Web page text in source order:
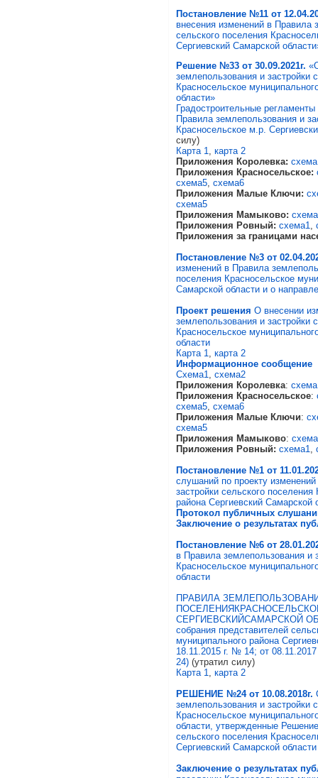
Постановление №11 от
внесения изменений в Правила
сельского поселения
Сергиевский Самарской
Решение №33 от 30.09.2021г.
землепользования и застройки
Красносельское
области»
Градостроительные регламенты
Правила землепользования и
Красносельское м.р.
силу)
Карта 1, карта 2
Приложения Королевка:
Приложения Красносельское:
схема5, схема6
Приложения Малые Ключи:
схема5
Приложения Мамыково:
Приложения Ровный: схема1,
Приложения за границами
Постановление №3 от
изменений в Правила
поселения Красносельское
Самарской области и о
Проект решения О внесении
землепользования и застройки
Красносельское
области
Карта 1, карта 2
Информационное сообщение
Схема1, схема2
Приложения Королевка:
Приложения Красносельское:
схема5, схема6
Приложения Малые Ключи:
схема5
Приложения Мамыково:
Приложения Ровный: схема1,
Постановление №1 от
слушаний по проекту
застройки сельского
района Сергиевский Самарской
Протокол публичных
Заключение о результатах
Постановление №6 от
в Правила землепользования и
Красносельское
области
ПРАВИЛА
СЕРГИЕВСКИЙСАМАРСКОЙ
собрания представителей
муниципального района
18.11.2015 г. № 14; от
24) (утратил силу)
Карта 1, карта 2
РЕШЕНИЕ №24 от 10.08.2018г.
землепользования и застройки
Красносельское
области, утвержденные
сельского поселения
Сергиевский Самарской
Заключение о результатах